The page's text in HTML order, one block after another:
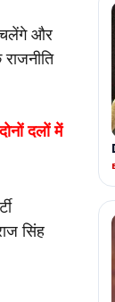
चलेंगे और
दलों में
सिंह